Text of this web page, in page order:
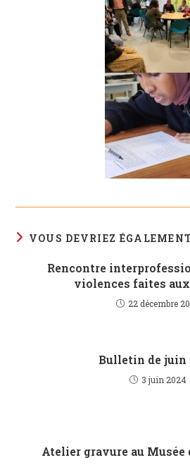
VOUS DEVRIEZ
Rencontre
violences faites
22 décembre
Bulletin de juin
3 juin 2024
Atelier gravure au Musée